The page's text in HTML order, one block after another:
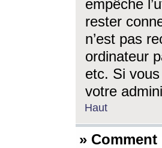
empêche
rester
n’est pas
ordinateur
etc. Si
votre
Haut
»